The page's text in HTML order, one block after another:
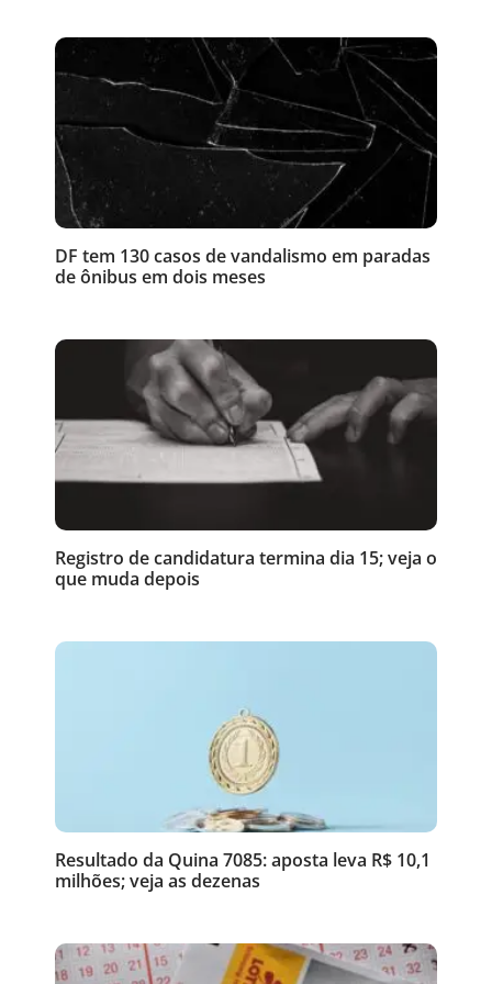
DF tem 130 casos de vandalismo em paradas
de ônibus em dois meses
Registro de candidatura termina dia 15; veja o
que muda depois
Resultado da Quina 7085: aposta leva R$ 10,1
milhões; veja as dezenas